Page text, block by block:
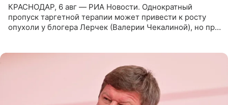
КРАСНОДАР, 6 авг — РИА Новости. Однократный
пропуск таргетной терапии может привести к росту
опухоли у блогера Лерчек (Валерии Чекалиной), но при